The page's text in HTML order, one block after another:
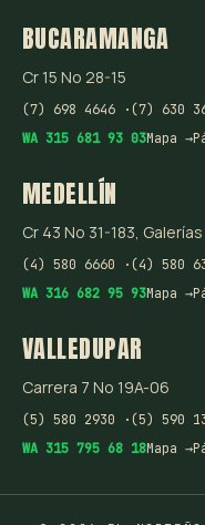
BUCARAMANGA
Cr 15 No 28-15
(7) 698 4646 ·(7) 630
WA 315 681 93 03Mapa →
MEDELLÍN
Cr 43 No 31-183,
(4) 580 6660 ·(4) 580
WA 316 682 95 93Mapa →
VALLEDUPAR
Carrera 7 No 19A-06
(5) 580 2930 ·(5) 590
WA 315 795 68 18Mapa →